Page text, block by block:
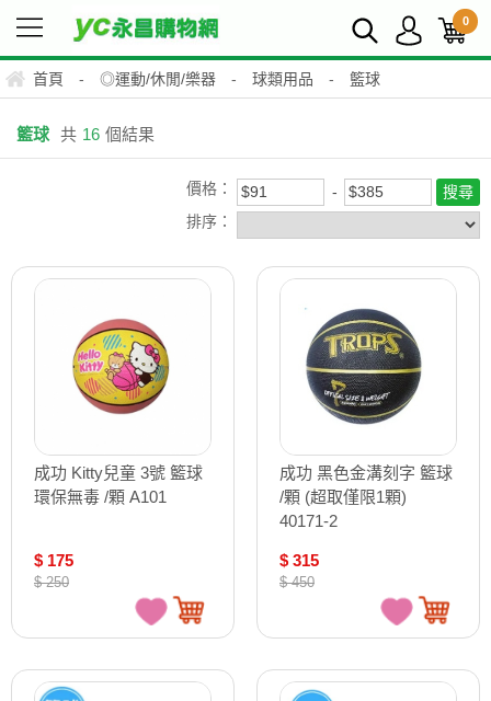
0
首頁 - ◎運動/休閒/樂器 - 球類用品 - 籃球
籃球 共 16 個結果
價格：
排序：
成功 Kitty兒童 3號 籃球
環保無毒 /顆 A101
$ 175
$ 250
成功 黑色金溝刻字 籃球
/顆 (超取僅限1顆)
40171-2
$ 315
$ 450